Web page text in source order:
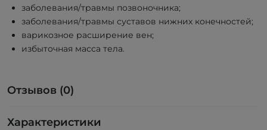
заболевания/травмы позвоночника;
заболевания/травмы суставов нижних конечностей;
варикозное расширение вен;
избыточная масса тела.
Отзывов (0)
Характеристики